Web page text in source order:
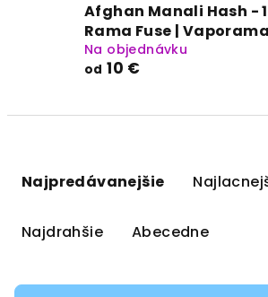
Afghan Manali Hash -
Rama Fuse | Vaporama
Na objednávku
od 10 €
Najpredávanejšie
Najdrahšie Abecedne